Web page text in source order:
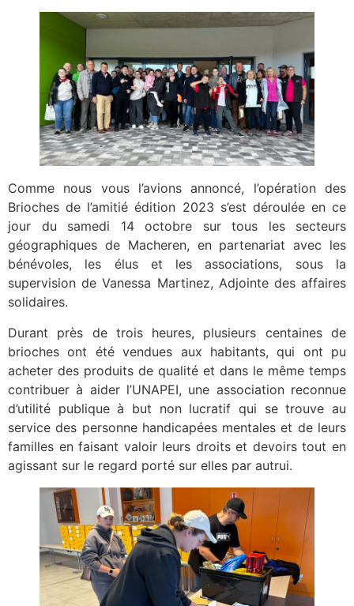
Comme nous vous l’avions annoncé, l’opération des
Brioches de l’amitié édition 2023 s’est déroulée en ce
jour du samedi 14 octobre sur tous les secteurs
géographiques de Macheren, en partenariat avec les
bénévoles, les élus et les associations, sous la
supervision de Vanessa Martinez, Adjointe des affaires
solidaires.
Durant près de trois heures, plusieurs centaines de
brioches ont été vendues aux habitants, qui ont pu
acheter des produits de qualité et dans le même temps
contribuer à aider l’UNAPEI, une association reconnue
d’utilité publique à but non lucratif qui se trouve au
service des personne handicapées mentales et de leurs
familles en faisant valoir leurs droits et devoirs tout en
agissant sur le regard porté sur elles par autrui.